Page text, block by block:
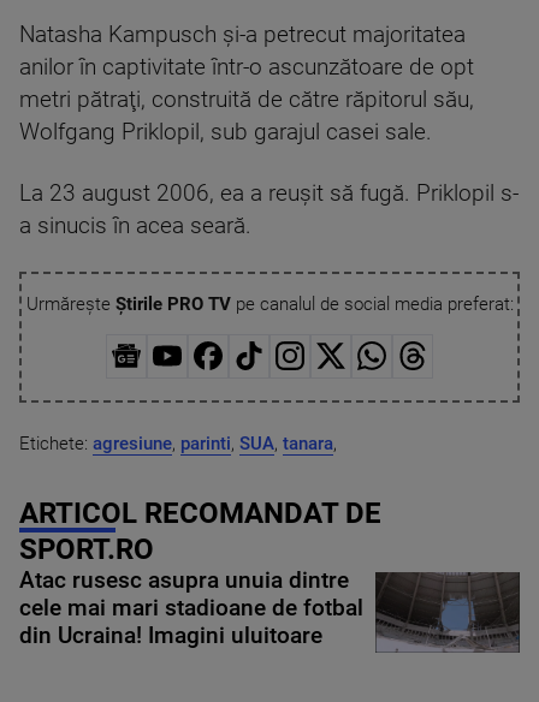
Natasha Kampusch şi-a petrecut majoritatea
anilor în captivitate într-o ascunzătoare de opt
metri pătraţi, construită de către răpitorul său,
Wolfgang Priklopil, sub garajul casei sale.
La 23 august 2006, ea a reuşit să fugă. Priklopil s-
a sinucis în acea seară.
Urmărește Știrile PRO TVpe canalul de social media preferat:
Etichete: agresiune, parinti, SUA, tanara,
ARTICOL RECOMANDAT DE
SPORT.RO
Atac rusesc asupra unuia dintre
cele mai mari stadioane de fotbal
din Ucraina! Imagini uluitoare